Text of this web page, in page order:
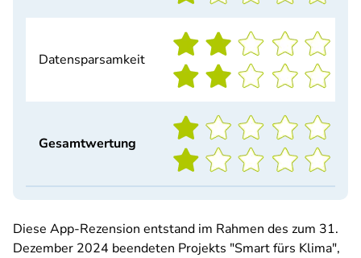
Datensparsamkeit
Gesamtwertung
Diese App-Rezension entstand im Rahmen des zum 31.
Dezember 2024 beendeten Projekts "Smart fürs Klima",